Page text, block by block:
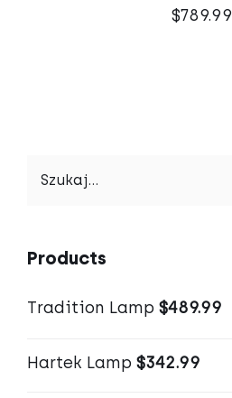
$789.99
Products
Tradition Lamp $489.99
Hartek Lamp $342.99